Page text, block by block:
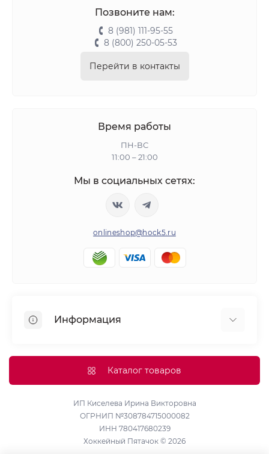
Позвоните нам:
8 (981) 111-95-55
8 (800) 250-05-53
Перейти в контакты
Время работы
ПН-ВС
11:00 – 21:00
Мы в социальных сетях:
onlineshop@hock5.ru
Информация
Доставка
Политика конфиденциальности и обработки
персональных данных
Каталог товаров
ИП Киселева Ирина Викторовна
ОГРНИП №308784715000082
ИНН 780417680239
Хоккейный Пятачок © 2026